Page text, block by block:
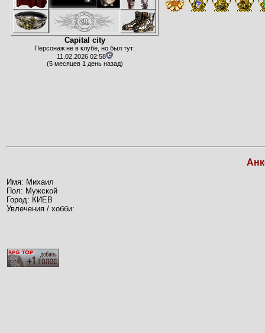
Capital city
Персонаж не в клубе, но был тут:
11.02.2026 02:58
(5 месяцев 1 день назад)
Имя: Михаил
Пол: Мужской
Город: КИЕВ
Увлечения / хобби: